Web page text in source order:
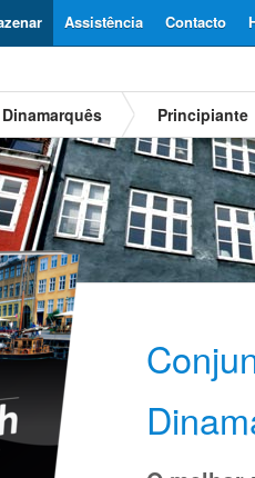
Contacto
Assistência
Principiante